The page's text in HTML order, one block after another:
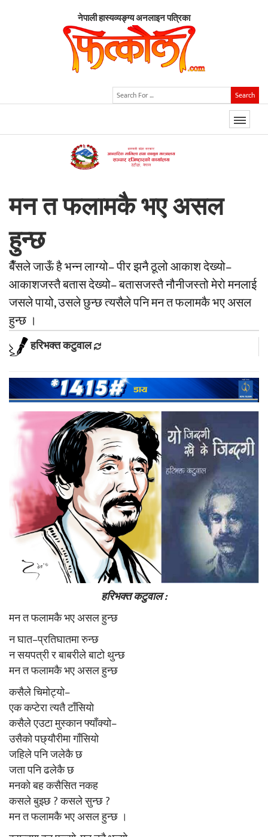
नेपाली हास्यव्यङ्ग्य अनलाइन पत्रिका
Search
मन त फलामकै भए असल
हुन्छ
बैँसले जाऊँ है भन्न लाग्यो– पीर झनै ठूलो आकाश देख्यो–
आकाशजस्तै बतास देख्यो– बतासजस्तै नौनीजस्तो मेरो मनलाई
जसले पायो, उसले छुन्छ त्यसैले पनि मन त फलामकै भए असल
हुन्छ ।
हरिभक्त कटुवाल
हरिभक्त कटुवाल :
मन त फलामकै भए असल हुन्छ
न घात–प्रतिघातमा रुन्छ
न सयपत्री र बाबरीले बाटो थुन्छ
मन त फलामकै भए असल हुन्छ
कसैले चिमोट्यो–
एक कप्टेरा त्यतै टाँसियो
कसैले एउटा मुस्कान फ्याँक्यो–
उसैको पछ्यौरीमा गाँसियो
जहिले पनि जलेकै छ
जता पनि ढलेकै छ
मनको बह कसैसित नकह
कसले बुझ्छ ? कसले सुन्छ ?
मन त फलामकै भए असल हुन्छ ।